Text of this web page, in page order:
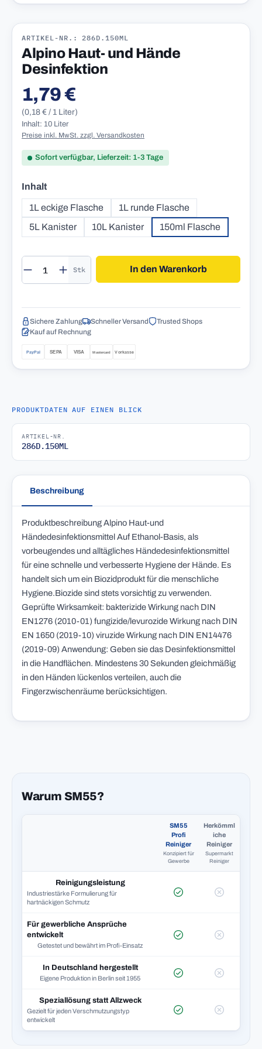
ARTIKEL-NR.: 286D.150ML
Alpino Haut- und Hände
Desinfektion
Regulärer Preis:
1,79 €
(0,18 € / 1 Liter)
Inhalt: 10 Liter
Preise inkl. MwSt. zzgl. Versandkosten
Sofort verfügbar, Lieferzeit: 1-3 Tage
Inhaltauswählen
1L eckige Flasche
1L runde Flasche
5L Kanister
10L Kanister 150ml Flasche
Produkt Anzahl: Gib den gewünschten
Stk In den Warenkorb
Sichere Zahlung Schneller Versand
Trusted Shops
Kauf auf Rechnung
PRODUKTDATEN AUF EINEN BLICK
ARTIKEL-NR.
286D.150ML
Beschreibung
Produktbeschreibung Alpino Haut-und
Händedesinfektionsmittel Auf Ethanol-Basis, als
vorbeugendes und alltägliches Händedesinfektionsmittel
für eine schnelle und verbesserte Hygiene der Hände. Es
handelt sich um ein Biozidprodukt für die menschliche
Hygiene.Biozide sind stets vorsichtig zu verwenden.
Geprüfte Wirksamkeit: bakterizide Wirkung nach DIN
EN1276 (2010-01) fungizide/levurozide Wirkung nach DIN
EN 1650 (2019-10) viruzide Wirkung nach DIN EN14476
(2019-09) Anwendung: Geben sie das Desinfektionsmittel
in die Handflächen. Mindestens 30 Sekunden gleichmäßig
in den Händen lückenlos verteilen, auch die
Fingerzwischenräume berücksichtigen.
Warum SM55?
SM55
Profi
Reiniger
Konzipiert für
Gewerbe
Herkömml
iche
Reiniger
Supermarkt
Reiniger
Reinigungsleistung
Industriestärke Formulierung für
hartnäckigen Schmutz
Für gewerbliche Ansprüche
entwickelt
Getestet und bewährt im Profi-Einsatz
In Deutschland hergestellt
Eigene Produktion in Berlin seit 1955
Speziallösung statt Allzweck
Gezielt für jeden Verschmutzungstyp
entwickelt